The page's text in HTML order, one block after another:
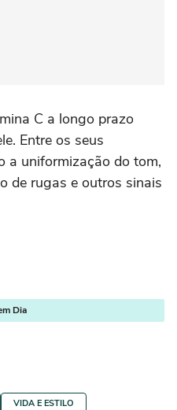
C a longo prazo
Entre os seus
a uniformização do tom,
de rugas e outros sinais
Dia
VIDA E ESTILO